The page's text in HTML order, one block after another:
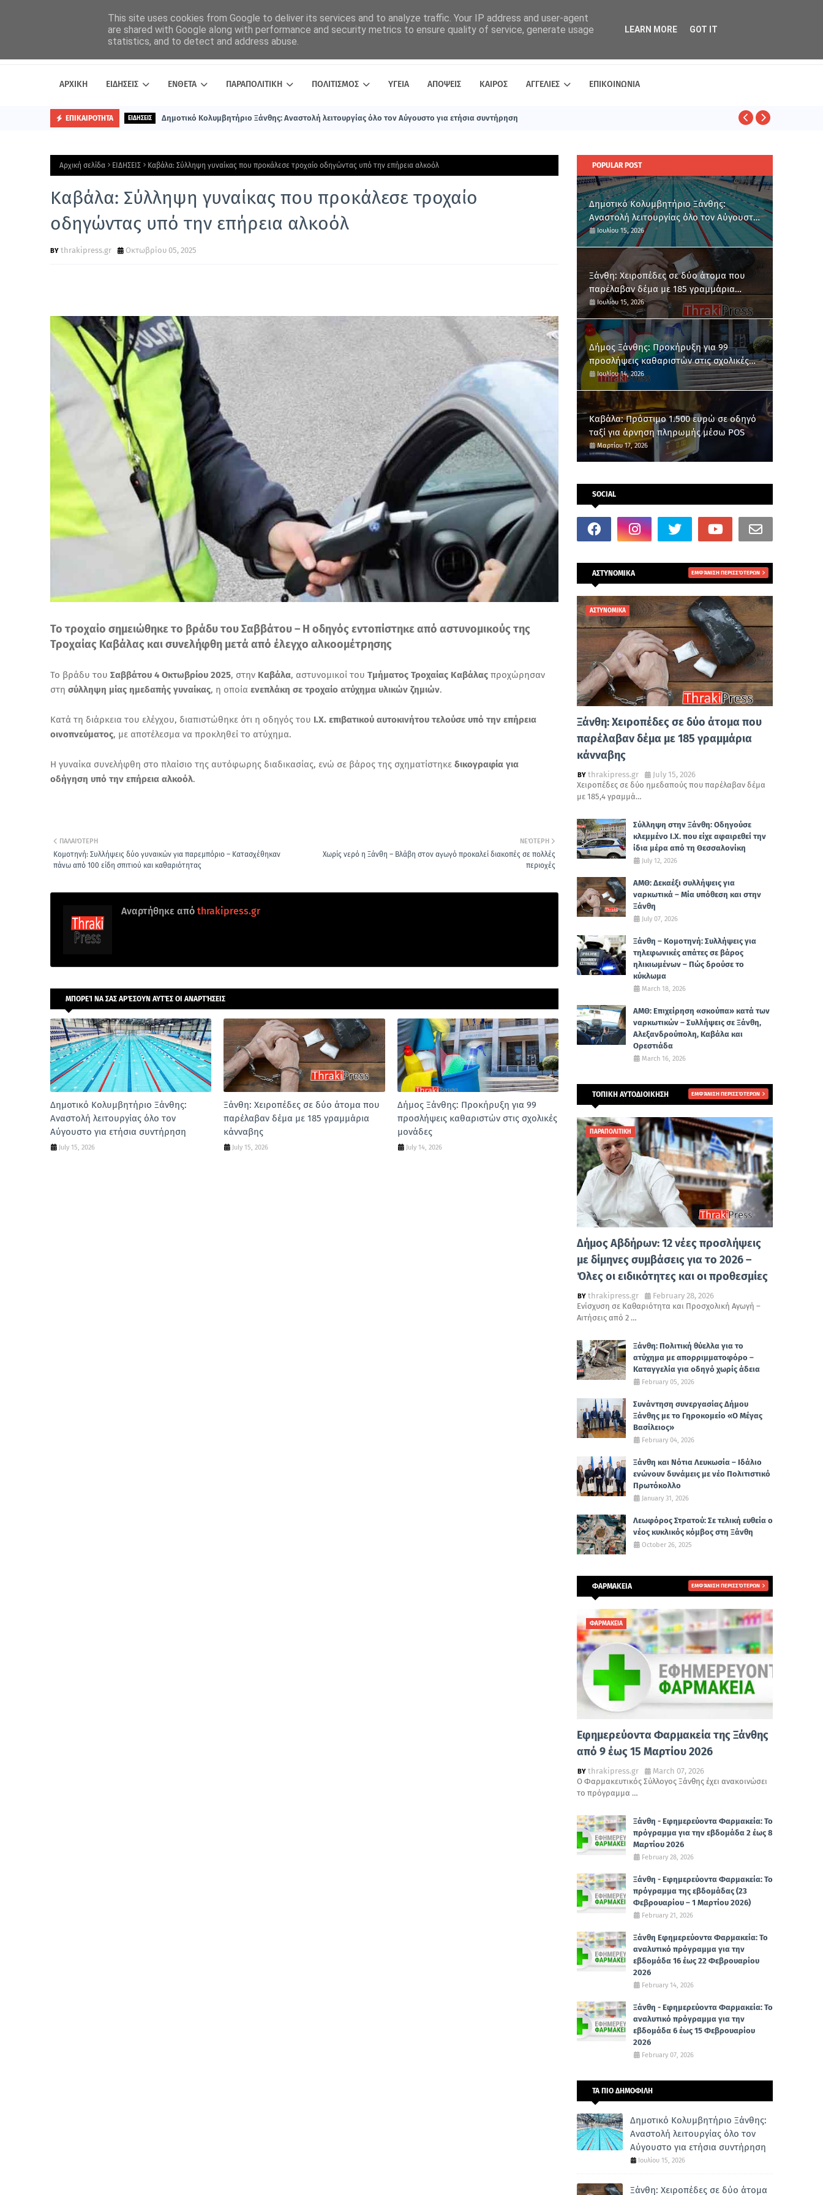
ΑΡΧΙΚΗ ΕΙΔΗΣΕΙΣ ΕΝΘΕΤΑ ΠΑΡΑΠΟΛΙΤΙΚΗ ΠΟΛΙΤΙΣΜΟΣ ΥΓΕΙΑ ΑΠΟΨΕΙΣ ΚΑΙΡΟΣ ΑΓΓΕΛΙΕΣ ΕΠΙΚΟΙΝΩΝΙΑ
ΕΠΙΚΑΙΡΟΤΗΤΑ ΕΙΔΗΣΕΙΣ Δημοτικό Κολυμβητήριο Ξάνθης: Αναστολή λειτουργίας όλο τον Αύγουστο για ετήσια συντήρηση
Αρχική σελίδα ΕΙΔΗΣΕΙΣ Καβάλα: Σύλληψη γυναίκας που προκάλεσε τροχαίο οδηγώντας υπό την επήρεια αλκοόλ
Καβάλα: Σύλληψη γυναίκας που προκάλεσε τροχαίο
οδηγώντας υπό την επήρεια αλκοόλ
thrakipress.gr Οκτωβρίου 05, 2025
Το τροχαίο σημειώθηκε το βράδυ του Σαββάτου – Η οδηγός εντοπίστηκε από αστυνομικούς της
Τροχαίας Καβάλας και συνελήφθη μετά από έλεγχο αλκοομέτρησης
Το βράδυ του Σαββάτου 4 Οκτωβρίου 2025, στην Καβάλα, αστυνομικοί του Τμήματος Τροχαίας Καβάλας προχώρησαν
στη σύλληψη μίας ημεδαπής γυναίκας, η οποία ενεπλάκη σε τροχαίο ατύχημα υλικών ζημιών.
Κατά τη διάρκεια του ελέγχου, διαπιστώθηκε ότι η οδηγός του Ι.Χ. επιβατικού αυτοκινήτου τελούσε υπό την επήρεια
οινοπνεύματος, με αποτέλεσμα να προκληθεί το ατύχημα.
Η γυναίκα συνελήφθη στο πλαίσιο της αυτόφωρης διαδικασίας, ενώ σε βάρος της σχηματίστηκε δικογραφία για
οδήγηση υπό την επήρεια αλκοόλ.
ΝΕΌΤΕΡΗ
Χωρίς νερό η Ξάνθη – Βλάβη στον αγωγό προκαλεί διακοπές σε πολλές
περιοχές
ΠΑΛΑΙΌΤΕΡΗ
Κομοτηνή: Συλλήψεις δύο γυναικών για παρεμπόριο – Κατασχέθηκαν
πάνω από 100 είδη σπιτιού και καθαριότητας
Αναρτήθηκε από thrakipress.gr
ΜΠΟΡΕΊ ΝΑ ΣΑΣ ΑΡΈΣΟΥΝ ΑΥΤΈΣ ΟΙ ΑΝΑΡΤΉΣΕΙΣ
Δημοτικό Κολυμβητήριο Ξάνθης:
Αναστολή λειτουργίας όλο τον
Αύγουστο για ετήσια συντήρηση
July 15, 2026
Ξάνθη: Χειροπέδες σε δύο άτομα που
παρέλαβαν δέμα με 185 γραμμάρια
κάνναβης
July 15, 2026
Δήμος Ξάνθης: Προκήρυξη για 99
προσλήψεις καθαριστών στις σχολικές
μονάδες
July 14, 2026
POPULAR POST
Δημοτικό Κολυμβητήριο Ξάνθης:
Αναστολή λειτουργίας όλο τον Αύγουστο
για ετήσια συντήρηση
Ιουλίου 15, 2026
Ξάνθη: Χειροπέδες σε δύο άτομα που
παρέλαβαν δέμα με 185 γραμμάρια
κάνναβης
Ιουλίου 15, 2026
Δήμος Ξάνθης: Προκήρυξη για 99
προσλήψεις καθαριστών στις σχολικές
μονάδες
Ιουλίου 14, 2026
Καβάλα: Πρόστιμο 1.500 ευρώ σε οδηγό
ταξί για άρνηση πληρωμής μέσω POS
Μαρτίου 17, 2026
SOCIAL
ΑΣΤΥΝΟΜΙΚΑ ΕΜΦΆΝΙΣΗ ΠΕΡΙΣΣΌΤΕΡΩΝ
ΑΣΤΥΝΟΜΙΚΑ
Ξάνθη: Χειροπέδες σε δύο άτομα που
παρέλαβαν δέμα με 185 γραμμάρια
κάνναβης
thrakipress.gr
July 15, 2026
Χειροπέδες σε δύο ημεδαπούς που παρέλαβαν δέμα
με 185,4 γραμμά…
Σύλληψη στην Ξάνθη: Οδηγούσε
κλεμμένο Ι.Χ. που είχε αφαιρεθεί την
ίδια μέρα από τη Θεσσαλονίκη
July 12, 2026
ΑΜΘ: Δεκαέξι συλλήψεις για
ναρκωτικά – Μία υπόθεση και στην
Ξάνθη
July 07, 2026
Ξάνθη – Κομοτηνή: Συλλήψεις για
τηλεφωνικές απάτες σε βάρος
ηλικιωμένων – Πώς δρούσε το
κύκλωμα
March 18, 2026
ΑΜΘ: Επιχείρηση «σκούπα» κατά των
ναρκωτικών – Συλλήψεις σε Ξάνθη,
Αλεξανδρούπολη, Καβάλα και
Ορεστιάδα
March 16, 2026
ΤΟΠΙΚΗ ΑΥΤΟΔΙΟΙΚΗΣΗ ΕΜΦΆΝΙΣΗ ΠΕΡΙΣΣΌΤΕΡΩΝ
ΠΑΡΑΠΟΛΙΤΙΚΗ
Δήμος Αβδήρων: 12 νέες προσλήψεις
με δίμηνες συμβάσεις για το 2026 –
Όλες οι ειδικότητες και οι προθεσμίες
thrakipress.gr
February 28, 2026
Ενίσχυση σε Καθαριότητα και Προσχολική Αγωγή –
Αιτήσεις από 2 …
Ξάνθη: Πολιτική θύελλα για το
ατύχημα με απορριμματοφόρο –
Καταγγελία για οδηγό χωρίς άδεια
February 05, 2026
Συνάντηση συνεργασίας Δήμου
Ξάνθης με το Γηροκομείο «Ο Μέγας
Βασίλειος»
February 04, 2026
Ξάνθη και Νότια Λευκωσία – Ιδάλιο
ενώνουν δυνάμεις με νέο Πολιτιστικό
Πρωτόκολλο
January 31, 2026
Λεωφόρος Στρατού: Σε τελική ευθεία ο
νέος κυκλικός κόμβος στη Ξάνθη
October 26, 2025
ΦΑΡΜΑΚΕΙΑ ΕΜΦΆΝΙΣΗ ΠΕΡΙΣΣΌΤΕΡΩΝ
ΦΑΡΜΑΚΕΙΑ
Εφημερεύοντα Φαρμακεία της Ξάνθης
από 9 έως 15 Μαρτίου 2026
thrakipress.gr
March 07, 2026
Ο Φαρμακευτικός Σύλλογος Ξάνθης έχει ανακοινώσει
το πρόγραμμα …
Ξάνθη - Εφημερεύοντα Φαρμακεία: Το
πρόγραμμα για την εβδομάδα 2 έως 8
Μαρτίου 2026
February 28, 2026
Ξάνθη - Εφημερεύοντα Φαρμακεία: Το
πρόγραμμα της εβδομάδας (23
Φεβρουαρίου – 1 Μαρτίου 2026)
February 21, 2026
Ξάνθη Εφημερεύοντα Φαρμακεία: Το
αναλυτικό πρόγραμμα για την
εβδομάδα 16 έως 22 Φεβρουαρίου
2026
February 14, 2026
Ξάνθη - Εφημερεύοντα Φαρμακεία: Το
αναλυτικό πρόγραμμα για την
εβδομάδα 6 έως 15 Φεβρουαρίου
2026
February 07, 2026
ΤΑ ΠΙΟ ΔΗΜΟΦΙΛΗ
Δημοτικό Κολυμβητήριο Ξάνθης:
Αναστολή λειτουργίας όλο τον
Αύγουστο για ετήσια συντήρηση
Ιουλίου 15, 2026
Ξάνθη: Χειροπέδες σε δύο άτομα
This site uses cookies from Google to deliver its services and to analyze traffic. Your IP address and user-agent
are shared with Google along with performance and security metrics to ensure quality of service, generate usage
statistics, and to detect and address abuse.
LEARN MORE GOT IT